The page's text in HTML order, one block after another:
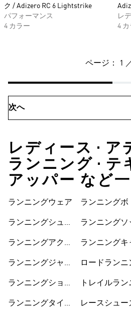
ク / Adizero RC 6 Lightstrike
パフォーマンス
4 カラー
レ
4 カ
ページ： 1
次へ
レディース • ア
ランニング • テ
アッパー など
ランニングウェア
ランニングシュー
ランニングアクセ
ランニングジャケ
ランニングショー
ランニングタイ
ランニングボ
ランニングソ
ランニングキ
ロードランニ
トレイルラン
レースシュー